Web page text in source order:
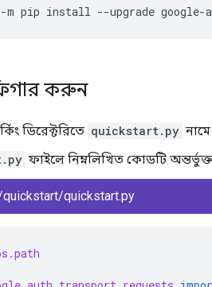
-m pip install --upgrade google-
করুন
ডিরেক্টরিতে quickstart.py
ফাইলে নিম্নলিখিত কোডটি
quickstart/quickstart.py